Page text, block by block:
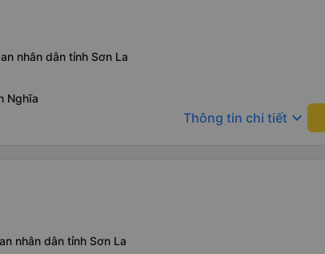
nhân dân tỉnh Sơn La
Nghĩa
Thông tin chi tiết keyboard_arrow_down
nhân dân tỉnh Sơn La